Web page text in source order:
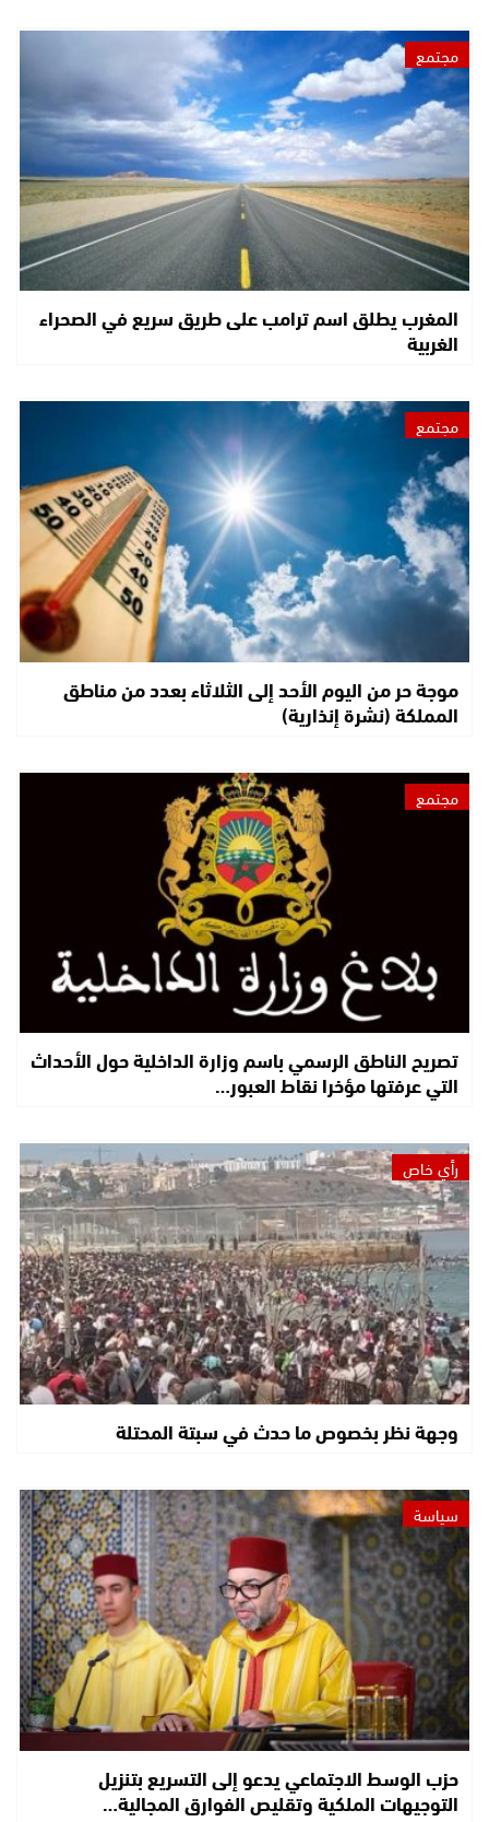
مجتمع
المغرب يطلق اسم ترامب على طريق سريع في الصحراء
الغربية
مجتمع
موجة حر من اليوم الأحد إلى الثلاثاء بعدد من مناطق
المملكة (نشرة إنذارية)
مجتمع
تصريح الناطق الرسمي باسم وزارة الداخلية حول الأحداث
التي عرفتها مؤخرا نقاط العبور…
رأي خاص
وجهة نظر بخصوص ما حدث في سبتة المحتلة
سياسة
حزب الوسط الاجتماعي يدعو إلى التسريع بتنزيل
التوجيهات الملكية وتقليص الفوارق المجالية…